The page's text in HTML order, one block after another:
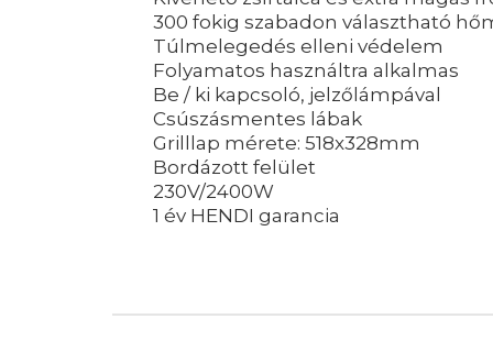
300 fokig szabadon választható
Túlmelegedés elleni védelem
Folyamatos használtra alkalmas
Be / ki kapcsoló, jelzőlámpával
Csúszásmentes lábak
Grilllap mérete: 518x328mm
Bordázott felület
230V/2400W
1 év HENDI garancia